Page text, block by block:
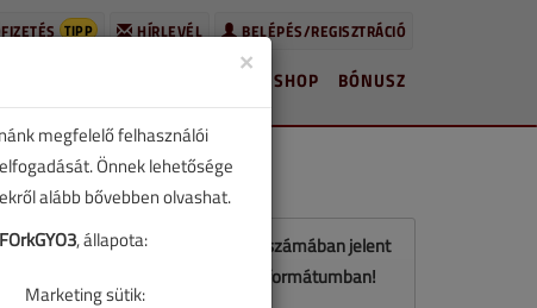
BELÉPÉS/REGISZTRÁCIÓ
HÍRLEVÉL
TIPP
BÓNUSZ
SHOP
Ez a cikk a VGF&HKL 2022. júniusi számában jelent
meg. Töltse le a lapszámot PDF formátumban!
×
megfelelő felhasználói
Önnek lehetősége
alább bővebben olvashat.
, állapota:
Marketing sütik: